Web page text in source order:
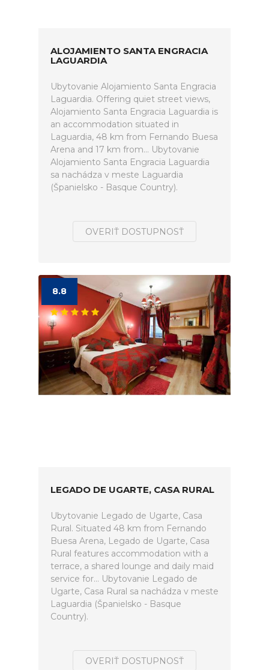
ALOJAMIENTO SANTA ENGRACIA
LAGUARDIA
Ubytovanie Alojamiento Santa Engracia
Laguardia. Offering quiet street views,
Alojamiento Santa Engracia Laguardia is
an accommodation situated in
Laguardia, 48 km from Fernando Buesa
Arena and 17 km from... Ubytovanie
Alojamiento Santa Engracia Laguardia
sa nachádza v meste Laguardia
(Španielsko - Basque Country).
OVERIŤ DOSTUPNOSŤ
8.8
LEGADO DE UGARTE, CASA RURAL
Ubytovanie Legado de Ugarte, Casa
Rural. Situated 48 km from Fernando
Buesa Arena, Legado de Ugarte, Casa
Rural features accommodation with a
terrace, a shared lounge and daily maid
service for... Ubytovanie Legado de
Ugarte, Casa Rural sa nachádza v meste
Laguardia (Španielsko - Basque
Country).
OVERIŤ DOSTUPNOSŤ